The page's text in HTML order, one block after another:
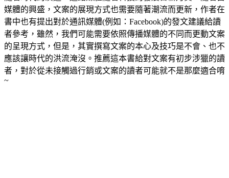
媒體的興盛，文案的展現方式也需要隨著潮流而更新，作者在
書中也有提出對於通訊媒體(例如：Facebook)的發文建議給讀
者參考，雖然，我們可能需要依照傳播媒體的不同而更動文案
的呈現方式，但是，其實撰寫文案的本心及技巧是不會、也不
應該讓時代的洪流淹沒。推薦這本書給對文案有初步涉獵的讀
者，對於從未接觸過行銷或文案的讀者可能就不是那麼適合唷
~